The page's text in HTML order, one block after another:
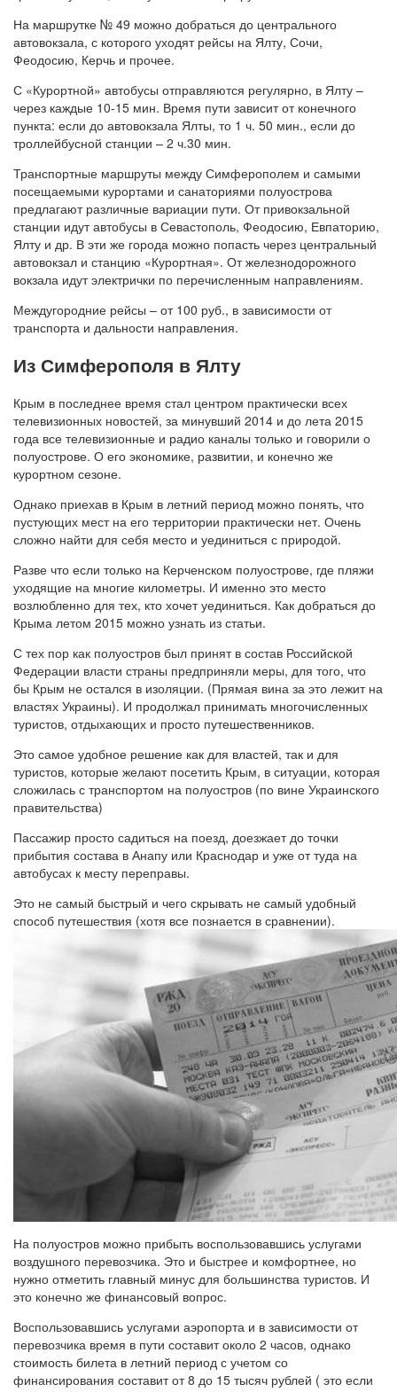
На маршрутке № 49 можно добраться до центрального
автовокзала, с которого уходят рейсы на Ялту, Сочи,
Феодосию, Керчь и прочее.
С «Курортной» автобусы отправляются регулярно, в Ялту –
через каждые 10-15 мин. Время пути зависит от конечного
пункта: если до автовокзала Ялты, то 1 ч. 50 мин., если до
троллейбусной станции – 2 ч.30 мин.
Транспортные маршруты между Симферополем и самыми
посещаемыми курортами и санаториями полуострова
предлагают различные вариации пути. От привокзальной
станции идут автобусы в Севастополь, Феодосию, Евпаторию,
Ялту и др. В эти же города можно попасть через центральный
автовокзал и станцию «Курортная». От железнодорожного
вокзала идут электрички по перечисленным направлениям.
Междугородние рейсы – от 100 руб., в зависимости от
транспорта и дальности направления.
Из Симферополя в Ялту
Крым в последнее время стал центром практически всех
телевизионных новостей, за минувший 2014 и до лета 2015
года все телевизионные и радио каналы только и говорили о
полуострове. О его экономике, развитии, и конечно же
курортном сезоне.
Однако приехав в Крым в летний период можно понять, что
пустующих мест на его территории практически нет. Очень
сложно найти для себя место и уединиться с природой.
Разве что если только на Керченском полуострове, где пляжи
уходящие на многие километры. И именно это место
возлюбленно для тех, кто хочет уединиться. Как добраться до
Крыма летом 2015 можно узнать из статьи.
С тех пор как полуостров был принят в состав Российской
Федерации власти страны предприняли меры, для того, что
бы Крым не остался в изоляции. (Прямая вина за это лежит на
властях Украины). И продолжал принимать многочисленных
туристов, отдыхающих и просто путешественников.
Это самое удобное решение как для властей, так и для
туристов, которые желают посетить Крым, в ситуации, которая
сложилась с транспортом на полуостров (по вине Украинского
правительства)
Пассажир просто садиться на поезд, доезжает до точки
прибытия состава в Анапу или Краснодар и уже от туда на
автобусах к месту переправы.
Это не самый быстрый и чего скрывать не самый удобный
способ путешествия (хотя все познается в сравнении).
На полуостров можно прибыть воспользовавшись услугами
воздушного перевозчика. Это и быстрее и комфортнее, но
нужно отметить главный минус для большинства туристов. И
это конечно же финансовый вопрос.
Воспользовавшись услугами аэропорта и в зависимости от
перевозчика время в пути составит около 2 часов, однако
стоимость билета в летний период с учетом со
финансирования составит от 8 до 15 тысяч рублей ( это если